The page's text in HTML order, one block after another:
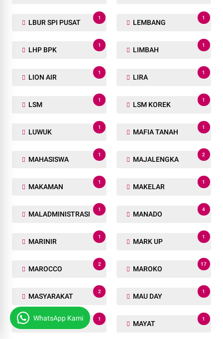
LBUR SPI PUSAT
1
LEMBANG
1
LHP BPK
1
LIMBAH
1
LION AIR
1
LIRA
1
LSM
1
LSM KOREK
1
LUWUK
1
MAFIA TANAH
1
MAHASISWA
1
MAJALENGKA
2
MAKAMAN
1
MAKELAR
1
MALADMINISTRASI
1
MANADO
4
MARINIR
1
MARK UP
1
MAROCCO
2
MAROKO
17
MASYARAKAT
2
MAU DAY
1
MAULID NABI
1
MAYAT
1
WhatsApp Kami